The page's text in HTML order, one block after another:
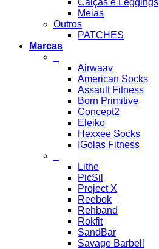
Calças e Leggings
Meias
Outros
PATCHES
Marcas
Airwaav
American Socks
Assault Fitness
Born Primitive
Concept2
Eleiko
Hexxee Socks
IGolas Fitness
Lithe
PicSil
Project X
Reebok
Rehband
Rokfit
SandBar
Savage Barbell